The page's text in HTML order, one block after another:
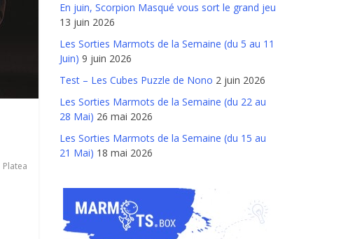
Platea
En juin, Scorpion Masqué vous sort le grand jeu
13 juin 2026
Les Sorties Marmots de la Semaine (du 5 au 11
Juin) 9 juin 2026
Test – Les Cubes Puzzle de Nono 2 juin 2026
Les Sorties Marmots de la Semaine (du 22 au
28 Mai) 26 mai 2026
Les Sorties Marmots de la Semaine (du 15 au
21 Mai) 18 mai 2026